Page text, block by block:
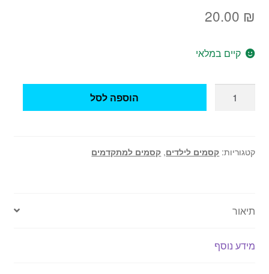
20.00 ₪
קיים במלאי
משנה
הוספה לסל
קטגוריות: קסמים לילדים, קסמים למתקדמים
תיאור
מידע נוסף